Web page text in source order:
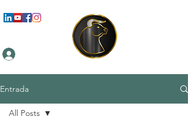
Entrada
All Posts